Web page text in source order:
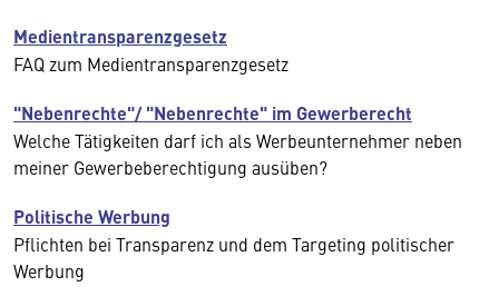
Medientransparenzgesetz
FAQ zum Medientransparenzgesetz
"Nebenrechte"/ "Nebenrechte" im Gewerberecht
Welche Tätigkeiten darf ich als Werbeunternehmer neben
meiner Gewerbeberechtigung ausüben?
Politische Werbung
Pflichten bei Transparenz und dem Targeting politischer
Werbung